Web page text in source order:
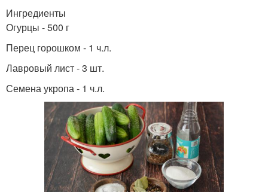
Ингредиенты
Огурцы - 500 г
Перец горошком - 1 ч.л.
Лавровый лист - 3 шт.
Семена укропа - 1 ч.л.